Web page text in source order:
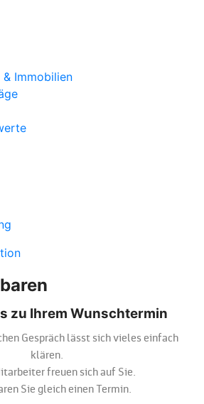
& Immobilien
zu Ihrem Wunschtermin